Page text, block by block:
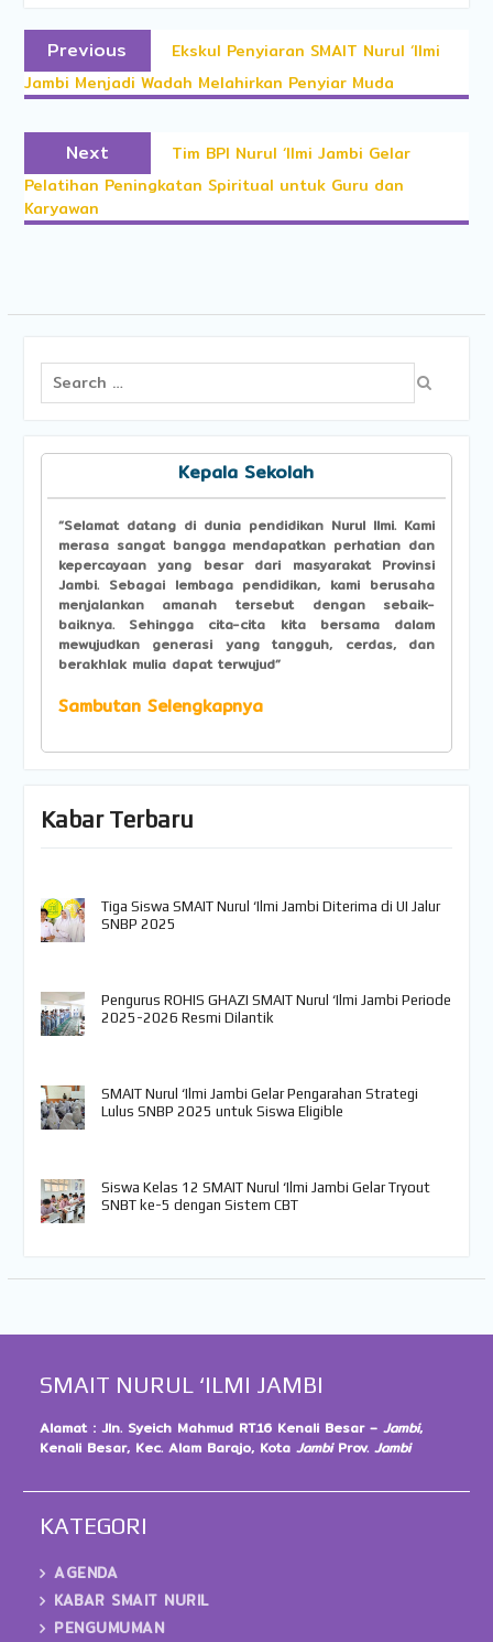
Post
navigation
Previous
post:
Ekskul Penyiaran SMAIT Nurul ‘Ilmi
Jambi Menjadi Wadah Melahirkan Penyiar Muda
Next
post:
Tim BPI Nurul ‘Ilmi Jambi Gelar
Pelatihan Peningkatan Spiritual untuk Guru dan
Karyawan
Search
for:
Kepala Sekolah
“Selamat datang di dunia pendidikan Nurul llmi. Kami
merasa sangat bangga mendapatkan perhatian dan
kepercayaan yang besar dari masyarakat Provinsi
Jambi. Sebagai lembaga pendidikan, kami berusaha
menjalankan amanah tersebut dengan sebaik-
baiknya. Sehingga cita-cita kita bersama dalam
mewujudkan generasi yang tangguh, cerdas, dan
berakhlak mulia dapat terwujud”
Sambutan Selengkapnya
Kabar Terbaru
Tiga Siswa SMAIT Nurul ‘Ilmi Jambi Diterima di UI Jalur
SNBP 2025
Pengurus ROHIS GHAZI SMAIT Nurul ‘Ilmi Jambi Periode
2025-2026 Resmi Dilantik
SMAIT Nurul ‘Ilmi Jambi Gelar Pengarahan Strategi
Lulus SNBP 2025 untuk Siswa Eligible
Siswa Kelas 12 SMAIT Nurul ‘Ilmi Jambi Gelar Tryout
SNBT ke-5 dengan Sistem CBT
SMAIT NURUL ‘ILMI JAMBI
Alamat : Jln. Syeich Mahmud RT.16 Kenali Besar –Jambi,
Kenali Besar, Kec. Alam Barajo, KotaJambiProv.Jambi
KATEGORI
AGENDA
KABAR SMAIT NURIL
PENGUMUMAN